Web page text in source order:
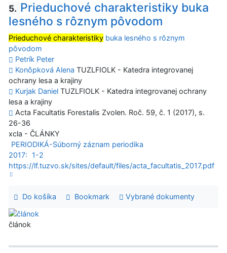
5. Prieduchové charakteristiky buka
lesného s rôznym pôvodom
Prieduchové charakteristiky buka lesného s rôznym
pôvodom
Petrík Peter
Konôpková Alena TUZLFIOLK - Katedra integrovanej
ochrany lesa a krajiny
Kurjak Daniel TUZLFIOLK - Katedra integrovanej ochrany
lesa a krajiny
Acta Facultatis Forestalis Zvolen. Roč. 59, č. 1 (2017), s.
26-36
xcla - ČLÁNKY
PERIODIKÁ-Súborný záznam periodika
2017:
1-2
https://lf.tuzvo.sk/sites/default/files/acta_facultatis_2017.pdf
Do košíka Bookmark Vybrané dokumenty
článok